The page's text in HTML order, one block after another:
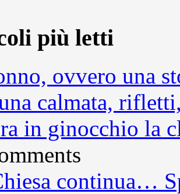
più letti
ovvero una
calmata,
in ginocchio la
continua…